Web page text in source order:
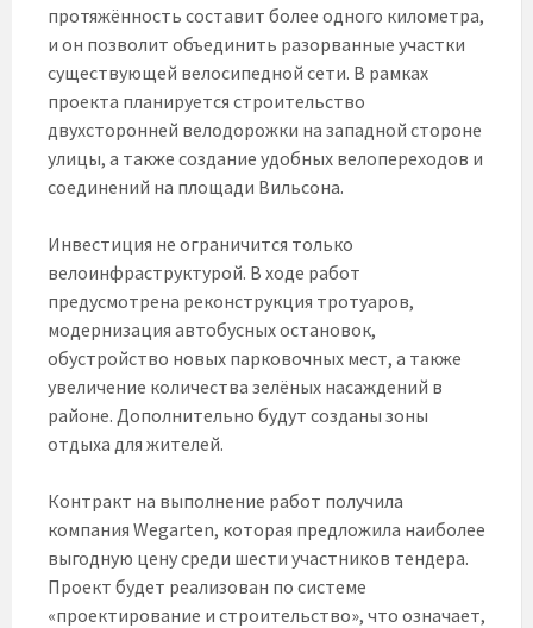
протяжённость составит более одного километра,
и он позволит объединить разорванные участки
существующей велосипедной сети. В рамках
проекта планируется строительство
двухсторонней велодорожки на западной стороне
улицы, а также создание удобных велопереходов и
соединений на площади Вильсона.
Инвестиция не ограничится только
велоинфраструктурой. В ходе работ
предусмотрена реконструкция тротуаров,
модернизация автобусных остановок,
обустройство новых парковочных мест, а также
увеличение количества зелёных насаждений в
районе. Дополнительно будут созданы зоны
отдыха для жителей.
Контракт на выполнение работ получила
компания Wegarten, которая предложила наиболее
выгодную цену среди шести участников тендера.
Проект будет реализован по системе
«проектирование и строительство», что означает,